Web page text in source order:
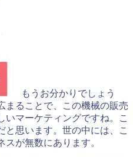
もうお分かりでしょう
まることで、この機械の販売
いマーケティングですね。こ
と思います。世の中には、こ
が無数にあります。